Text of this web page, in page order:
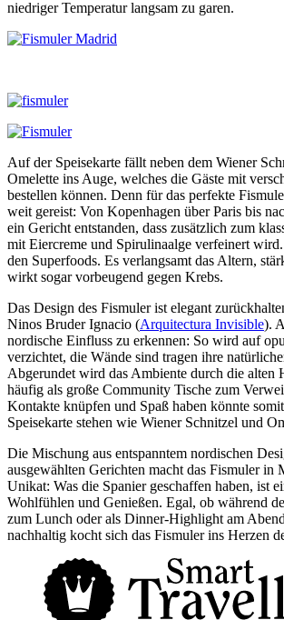
niedriger Temperatur langsam zu garen.
Auf der Speisekarte fällt neben dem Wiener
Omelette ins Auge, welches die Gäste mit
bestellen können. Denn für das perfekte
weit gereist: Von Kopenhagen über Paris bis
ein Gericht entstanden, dass zusätzlich zum
mit Eiercreme und Spirulinaalge verfeinert
den Superfoods. Es verlangsamt das Altern,
wirkt sogar vorbeugend gegen Krebs.
Das Design des Fismuler ist elegant
Ninos Bruder Ignacio (Arquitectura Invisible).
nordische Einfluss zu erkennen: So wird auf
verzichtet, die Wände sind tragen ihre
Abgerundet wird das Ambiente durch die alten
häufig als große Community Tische zum
Kontakte knüpfen und Spaß haben könnte
Speisekarte stehen wie Wiener Schnitzel und
Die Mischung aus entspanntem nordischen
ausgewählten Gerichten macht das Fismuler in
Unikat: Was die Spanier geschaffen haben, ist
Wohlfühlen und Genießen. Egal, ob während
zum Lunch oder als Dinner-Highlight am
nachhaltig kocht sich das Fismuler ins Herzen